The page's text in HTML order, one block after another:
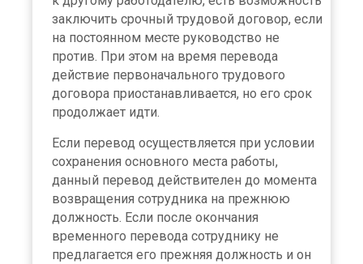
заключить срочный трудовой договор, если
на постоянном месте руководство не
против. При этом на время перевода
действие первоначального трудового
договора приостанавливается, но его срок
продолжает идти.
Если перевод осуществляется при условии
сохранения основного места работы,
данный перевод действителен до момента
возвращения сотрудника на прежнюю
должность. Если после окончания
временного перевода сотруднику не
предлагается его прежняя должность и он